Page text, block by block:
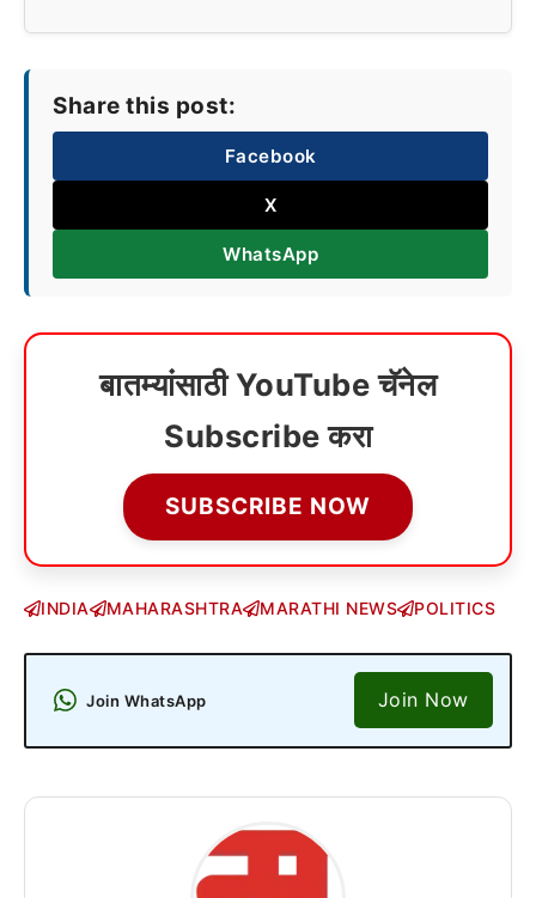
Share this post:
Facebook
X
WhatsApp
बातम्यांसाठी YouTube चॅनेल
Subscribe करा
SUBSCRIBE NOW
INDIA MAHARASHTRA MARATHI NEWS POLITICS
Join WhatsApp Join Now